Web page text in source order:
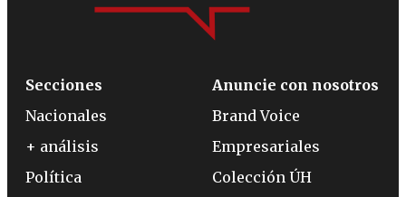
Secciones
Nacionales
+ análisis
Política
Anuncie con nosotros
Brand Voice
Empresariales
Colección ÚH